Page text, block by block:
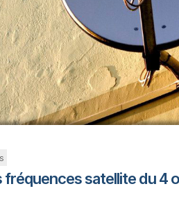
fréquences satellite du 4